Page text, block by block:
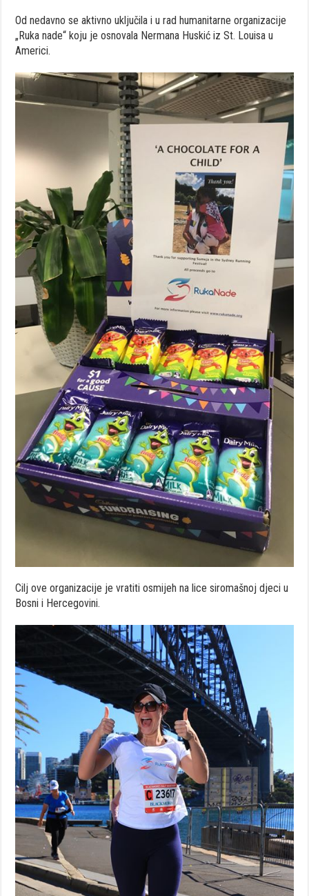
Od nedavno se aktivno uključila i u rad humanitarne organizacije
„Ruka nade“ koju je osnovala Nermana Huskić iz St. Louisa u
Americi.
Cilj ove organizacije je vratiti osmijeh na lice siromašnoj djeci u
Bosni i Hercegovini.